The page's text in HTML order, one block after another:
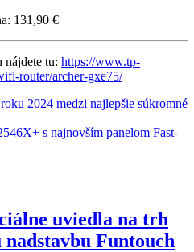
131,90 €
tu: https://www.tp-
router/archer-gxe75/
2024 medzi najlepšie súkromné
s najnovším panelom Fast-
uviedla na trh
Funtouch